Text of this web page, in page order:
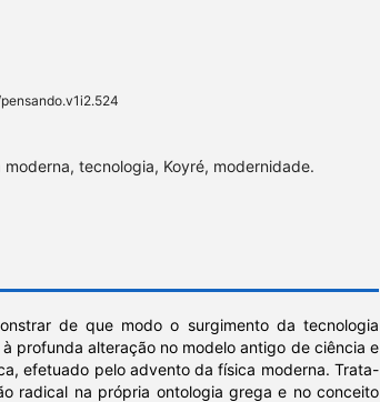
moderna, tecnologia, Koyré, modernidade.
de que modo o surgimento da tecnologia
profunda alteração no modelo antigo de ciência e
efetuado pelo advento da física moderna. Trata-
radical na própria ontologia grega e no conceito